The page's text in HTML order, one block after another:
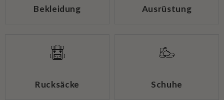
Bekleidung Ausrüstung
Rucksäcke Schuhe